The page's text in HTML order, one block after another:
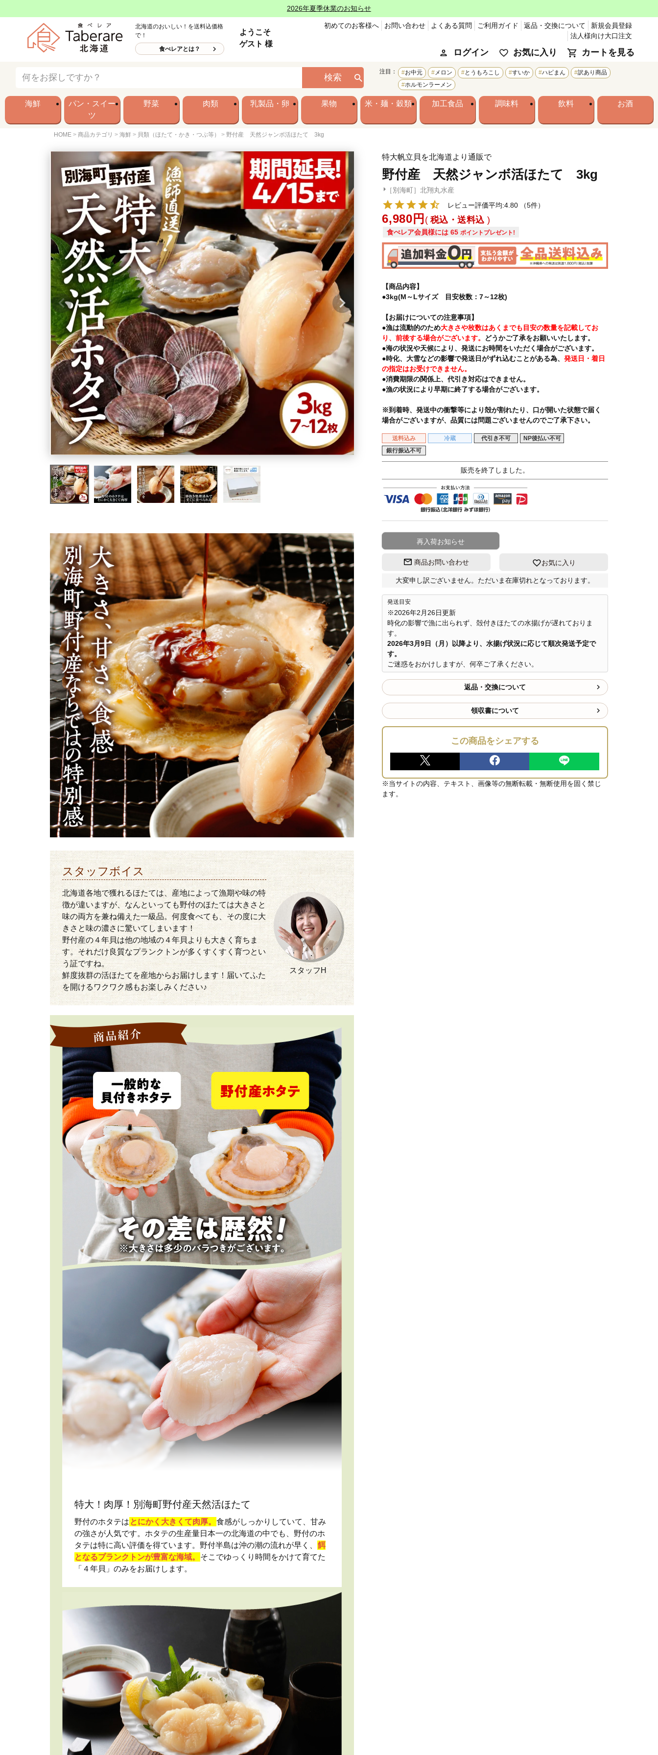
2026年夏季休業のお知らせ
北海道のおいしい！を送料込価格
で！
食べレアとは？
ようこそ
ゲスト 様
初めてのお客様へ お問い合わせ よくある質問 ご利用ガイド 返品・交換について
新規会員登録
法人様向け大口注文
ログイン お気に入り カートを見る
検索
注目： お中元 メロン とうもろこし すいか ハピまん
訳あり商品
ホルモンラーメン
海鮮
パン・スイー
ツ
野菜 肉類 乳製品・卵 果物 米・麺・穀類 加工食品 調味料 飲料 お酒
HOME 商品カテゴリ 海鮮 貝類（ほたて・かき・つぶ等） 野付産 天然ジャンボ活ほたて 3kg
特大帆立貝を北海道より通販で
野付産 天然ジャンボ活ほたて 3kg
［別海町］北翔丸水産
レビュー評価平均:4.80
（5件）
6,980 税込・送料込
食べレア会員様には 65 ポイントプレゼント!
【商品内容】
●3kg(M～Lサイズ 目安枚数：7～12枚)
【お届けについての注意事項】
●漁は流動的のため大きさや枚数はあくまでも目安の数量を記載してお
り、前後する場合がございます。
どうかご了承をお願いいたします。
●海の状況や天候により、発送にお時間をいただく場合がございます。
●時化、大雪などの影響で発送日がずれ込むことがある為、発送日・着日
の指定はお受けできません。
●消費期限の関係上、代引き対応はできません。
●漁の状況により早期に終了する場合がございます。
※到着時、発送中の衝撃等により殻が割れたり、口が開いた状態で届く
場合がございますが、品質には問題ございませんのでご了承下さい。
送料込み 冷蔵 代引き不可
NP後払い不可
銀行振込不可
販売を終了しました。
再入荷お知らせ
商品お問い合わせ お気に入り
大変申し訳ございません。ただいま在庫切れとなっております。
発送目安
※2026年2月26日更新
時化の影響で漁に出られず、殻付きほたての水揚げが遅れておりま
す。
2026年3月9日（月）以降より、水揚げ状況に応じて順次発送予定で
す。
ご迷惑をおかけしますが、何卒ご了承ください。
返品・交換について
領収書について
この商品をシェアする
※当サイトの内容、テキスト、画像等の無断転載・無断使用を固く禁じ
ます。
スタッフボイス
北海道各地で獲れるほたては、産地によって漁期や味の特
徴が違いますが、なんといっても野付のほたては大きさと
味の両方を兼ね備えた一級品。何度食べても、その度に大
きさと味の濃さに驚いてしまいます！
野付産の４年貝は他の地域の４年貝よりも大きく育ちま
す。それだけ良質なプランクトンが多くすくすく育つとい
う証ですね。
鮮度抜群の活ほたてを産地からお届けします！届いてふた
を開けるワクワク感もお楽しみください♪
スタッフH
特大！肉厚！別海町野付産天然活ほたて
野付のホタテは とにかく大きくて肉厚。 食感がしっかりしていて、甘み
の強さが人気です。ホタテの生産量日本一の北海道の中でも、野付のホ
タテは特に高い評価を得ています。野付半島は沖の潮の流れが早く、 餌
となるプランクトンが豊富な海域。
そこでゆっくり時間をかけて育てた
「４年貝」のみをお届けします。